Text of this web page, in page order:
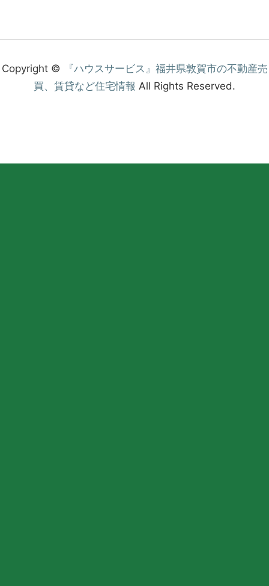
Copyright ©
『ハウスサービス』福井県敦賀市の不動産売
買、賃貸など住宅情報 All Rights Reserved.